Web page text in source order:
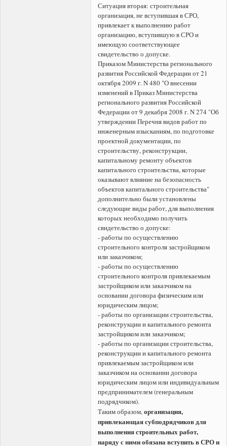
Ситуация вторая: строительная
организация, не вступившая в СРО,
привлекает к выполнению работ
организацию, вступившую в СРО и
имеющую соответствующее
свидетельство о допуске.
Приказом Министерства регионального
развития Российской Федерации от 21
октября 2009 г. N 480 "О внесении
изменений в Приказ Министерства
регионального развития Российской
Федерации от 9 декабря 2008 г. N 274 "Об
утверждении Перечня видов работ по
инженерным изысканиям, по подготовке
проектной документации, по
строительству, реконструкции,
капитальному ремонту объектов
капитального строительства, которые
оказывают влияние на безопасность
объектов капитального строительства"
дополнительно были установлены
следующие виды работ, для выполнения
которых необходимо получить
свидетельство о допуске:
- работы по осуществлению
строительного контроля застройщиком
или заказчиком;
- работы по осуществлению
строительного контроля привлекаемым
застройщиком или заказчиком на
основании договора физическим или
юридическим лицом;
- работы по организации строительства,
реконструкции и капитального ремонта
застройщиком или заказчиком;
- работы по организации строительства,
реконструкции и капитального ремонта
привлекаемым застройщиком или
заказчиком на основании договора
юридическим лицом или индивидуальным
предпринимателем (генеральным
подрядчиком).
Таким образом, организация,
привлекающая субподрядчиков для
выполнения строительных работ,
наряду с ними обязана вступить в СРО и